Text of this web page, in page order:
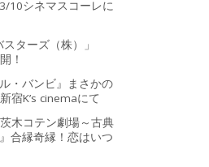
3/10シネマスコーレに
ターズ（株）」
！
・バンビ』まさかの
宿K’s cinemaにて
木コテン劇場～古典
合縁奇縁！恋はいつ